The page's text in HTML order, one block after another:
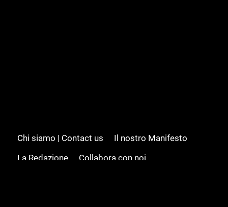
Chi siamo | Contact us
Il nostro Manifesto
La Redazione
Collabora con noi